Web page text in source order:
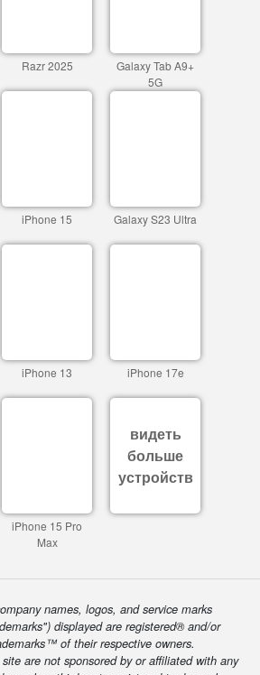
Razr 2025
Galaxy Tab A9+
5G
iPhone 15 Galaxy S23 Ultra
iPhone 13 iPhone 17e
iPhone 15 Pro
Max
видеть
больше
устройств
names, logos, and service marks
displayed are registered® and/or
of their respective owners.
are not sponsored by or affiliated with any